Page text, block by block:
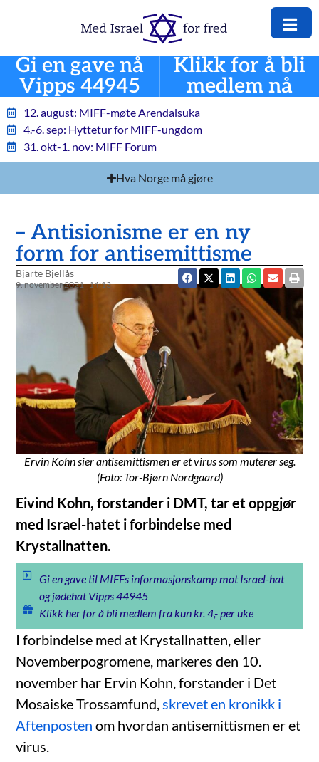
Gi en gave nå
Vipps 44945
Klikk for å bli
medlem nå
12. august: MIFF-møte Arendalsuka
4.-6. sep: Hyttetur for MIFF-ungdom
31. okt-1. nov: MIFF Forum
Hva Norge må gjøre
– Antisionisme er en ny
form for antisemittisme
Bjarte Bjellås
9. november 2021 14:13
Ervin Kohn sier antisemittismen er et virus som muterer seg.
(Foto: Tor-Bjørn Nordgaard)
Eivind Kohn, forstander i DMT, tar et oppgjør
med Israel-hatet i forbindelse med
Krystallnatten.
Gi en gave til MIFFs informasjonskamp mot Israel-hat
og jødehat Vipps 44945
Klikk her for å bli medlem fra kun kr. 4,- per uke
I forbindelse med at Krystallnatten, eller
Novemberpogromene, markeres den 10.
november har Ervin Kohn, forstander i Det
Mosaiske Trossamfund, skrevet en kronikk i
Aftenposten om hvordan antisemittismen er et
virus.